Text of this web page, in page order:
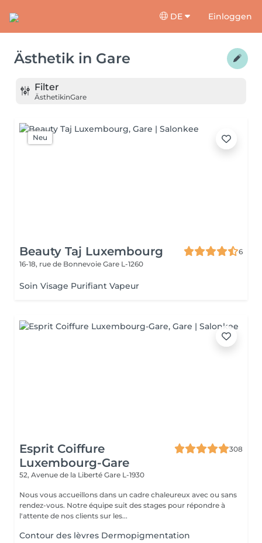
DE Einloggen
Ästhetik in Gare
Filter
ÄsthetikinGare
Neu
Beauty Taj Luxembourg
6
16-18, rue de Bonnevoie Gare L-1260
Soin Visage Purifiant Vapeur
Esprit Coiffure
Luxembourg-Gare
308
52, Avenue de la Liberté Gare L-1930
Nous vous accueillons dans un cadre chaleureux avec ou sans
rendez-vous. Notre équipe suit des stages pour répondre à
l'attente de nos clients sur les...
Contour des lèvres Dermopigmentation